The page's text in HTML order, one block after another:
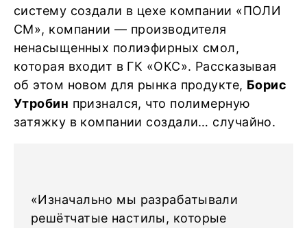
систему создали в цехе компании «ПОЛИ
СМ», компании — производителя
ненасыщенных полиэфирных смол,
которая входит в ГК «ОКС». Рассказывая
об этом новом для рынка продукте, Борис
Утробин признался, что полимерную
затяжку в компании создали… случайно.
«Изначально мы разрабатывали
решётчатые настилы, которые